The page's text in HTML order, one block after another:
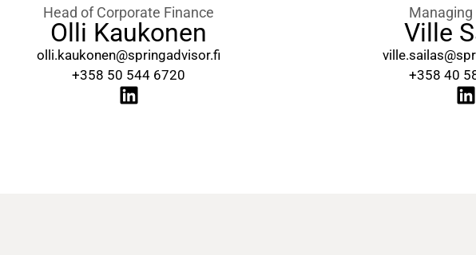
Head of Corporate Finance
Olli Kaukonen
olli.kaukonen@springadvisor.fi
+358 50 544 6720
Managing
Ville
+358 40